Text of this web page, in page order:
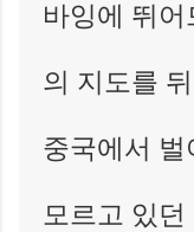
바잉에 뛰
의 지도를
중국에서
모르고 있